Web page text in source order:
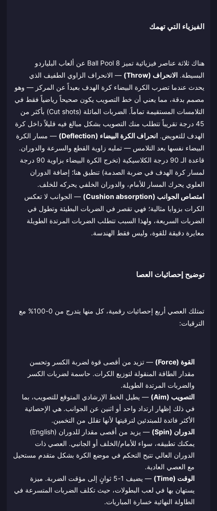
الفيزياء التي تهمك
هناك ثلاثة عناصر فيزيائية تميز 8 Ball Pool عن ألعاب البلياردو
البسيطة. الانحراف (Throw)
— الانحراف الزاوي الطفيف الذي
يحدث عندما تضرب الكرة البيضاء كرة الهدف بعيداً عن المركز — وهو
مصمم بدقة، مما يعني أن خط التصويب يكون صحيحاً رياضياً فقط في
التلامسات المستقيمة تماماً. الضربات المائلة (Cut shots) بأكثر من
45 درجة تقريباً تتطلب منك التصويب بشكل مبالغ فيه قليلاً داخل كرة
الهدف للتعويض. انحراف الكرة البيضاء (Deflection)
— مسار الكرة
البيضاء نفسها بعد التلامس — تمليه زاوية القطع والسرعة والدوران.
قاعدة الـ 90 درجة الكلاسيكية (تخرج الكرة البيضاء بزاوية 90 درجة
لمسار كرة الهدف في ضربة الصدمة) تنطبق هنا؛ إضافة الدوران
العلوي يحرك المسار للأمام، والدوران الخلفي يحركه للخلف.
امتصاص الجوانب (Cushion absorption)
— الجوانب لا تعكس
الكرات بزوايا مثالية؛ فهي تقصر في الضربات البطيئة وتطول في
الضربات السريعة، ولهذا السبب تتطلب الضربات المرتدة الطويلة
معايرة دقيقة للقوة، وليس فقط الهندسة.
توضيح إحصائيات العصا
تمتلك العصي أربع إحصائيات رقمية، كل منها يتدرج من 0-100% مع
الترقيات:
القوة (Force)
— تزيد من أقصى قوة لضربة الكسر وتحسن
مقدار الطاقة المنقولة لتوزيع الكرات. حاسمة لضربات الكسر
والضربات المرتدة الطويلة.
التصويب (Aim)
— يطيل الخط الإرشادي المتوقع للتصويب، بما
في ذلك إظهار ارتداد واحد أو اثنين عن الجوانب. هي الإحصائية
الأكثر فائدة للمبتدئين لترقيتها لأنها تقلل من التخمين.
الدوران (Spin)
— يزيد من أقصى مقدار للدوران (English)
يمكنك تطبيقه، سواء للأمام/الخلف أو الجانبي. العصي ذات
الدوران العالي تتيح التحكم في موضع الكرة بشكل متقدم مستحيل
مع العصي العادية.
الوقت (Time)
— يضيف 1-5 ثوانٍ إلى مؤقت الضربة. ميزة
يستهان بها في لعب البطولات، حيث تكلف الضربات المتسرعة في
الطاولة النهائية خسارة المباريات.